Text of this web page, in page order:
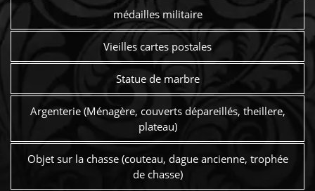
médailles militaire
Vieilles cartes postales
Statue de marbre
Argenterie (Ménagère, couverts dépareillés, theillere,
plateau)
Objet sur la chasse (couteau, dague ancienne, trophée
de chasse)